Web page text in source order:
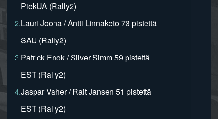
PiekUA (Rally2)
2.Lauri Joona / Antti Linnaketo 73 pistettä
SAU (Rally2)
3.Patrick Enok / Silver Simm 59 pistettä
EST (Rally2)
4.Jaspar Vaher / Rait Jansen 51 pistettä
EST (Rally2)